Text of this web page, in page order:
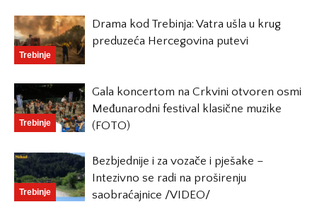
Trebinje
Drama kod Trebinja: Vatra ušla u krug
preduzeća Hercegovina putevi
Trebinje
Gala koncertom na Crkvini otvoren osmi
Međunarodni festival klasične muzike
(FOTO)
Trebinje
Bezbjednije i za vozače i pješake –
Intezivno se radi na proširenju
saobraćajnice /VIDEO/